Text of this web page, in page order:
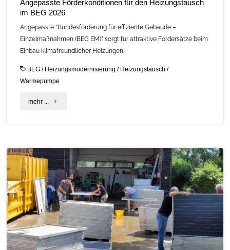
Angepasste Förderkonditionen für den Heizungstausch
im BEG 2026
Angepasste “Bundesförderung für effiziente Gebäude –
Einzelmaßnahmen (BEG EM)” sorgt für attraktive Fördersätze beim
Einbau klimafreundlicher Heizungen.
BEG / Heizungsmodernisierung / Heizungstausch /
Wärmepumpe
mehr ... "Angepasste
Heizungstausch
im
BEG
2026"